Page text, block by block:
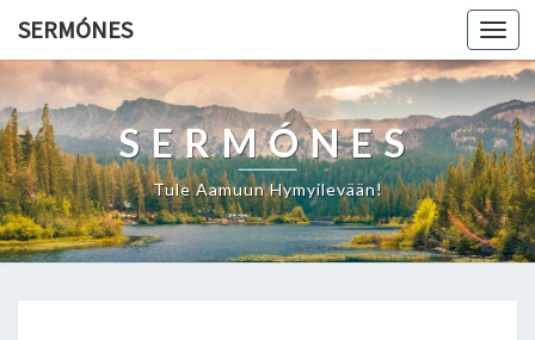
SERMÓNES
SERMÓNES
Tule Aamuun Hymyilevään!